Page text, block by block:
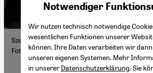
Szene aus dem Film 1001 Nights Apart von
Fotoquelle: Youtube
Notwendiger
Wir nutzen technisch notwendige
wesentlichen Funktionen unserer
können. Ihre Daten verarbeiten wir
unseren eigenen Systemen. Mehr
in unserer Datenschutzerklärung. Sie
Google Maps Embed